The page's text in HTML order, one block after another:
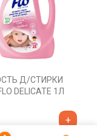
Д/СТИРКИ
DELICATE 1Л